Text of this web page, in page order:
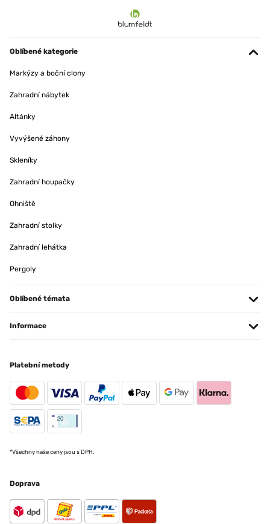
Oblíbené kategorie
Markýzy a boční clony
Zahradní nábytek
Altánky
Vyvýšené záhony
Skleníky
Zahradní houpačky
Ohniště
Zahradní stolky
Zahradní lehátka
Pergoly
Oblíbené témata
Informace
Platební metody
*Všechny naše ceny jsou s DPH.
Doprava